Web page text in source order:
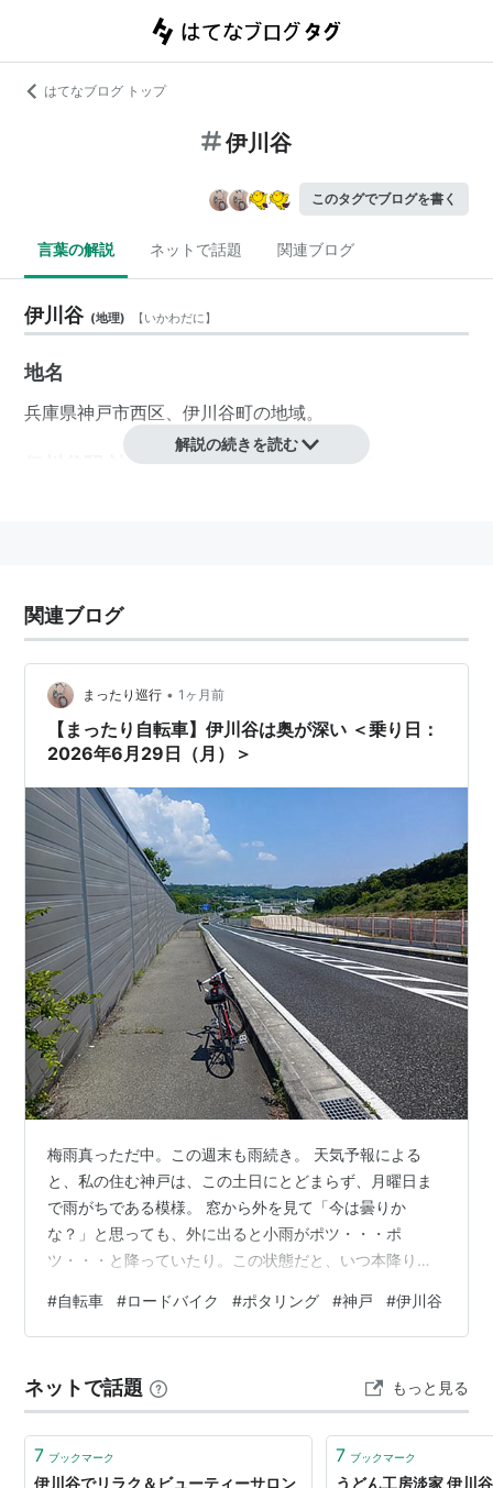
はてなブログ トップ
伊川谷
このタグでブログを書く
言葉の解説 ネットで話題 関連ブログ
伊川谷 (地理) 【いかわだに】
地名
兵庫県神戸市西区、伊川谷町の地域。
伊川谷駅 神戸市営地下鉄（西神延伸線）
解説の続きを読む
関連ブログ
まったり巡行 • 1ヶ月前
【まったり自転車】伊川谷は奥が深い ＜乗り日：
2026年6月29日（月）＞
梅雨真っただ中。この週末も雨続き。 天気予報による
と、私の住む神戸は、この土日にとどまらず、月曜日ま
で雨がちである模様。 窓から外を見て「今は曇りか
な？」と思っても、外に出ると小雨がポツ・・・ポ
ツ・・・と降っていたり。この状態だと、いつ本降りに
ず。 ライドに出ねば、ブログ用のネタも用意できず。 そ
こで、今回は、前回記事「【食べるが勝ち】onigiri
て、ライド面から振り返って書いてみよう。 ▼ 前回記事
はこちら matapato.hateblo.jp その日私は、前から気に
#自転車 #ロードバイク #ポタリング #神戸 #伊川谷
ネットで話題 もっと見る
7 ブックマーク
伊川谷でリラク＆ビューティーサロン
7 ブックマーク
うどん工房淡家 伊川